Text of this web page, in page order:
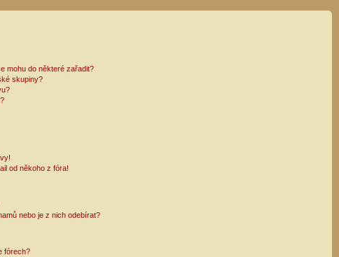
mohu do některé zařadit?
skupiny?
od někoho z fóra!
nebo je z nich odebírat?
fórech?